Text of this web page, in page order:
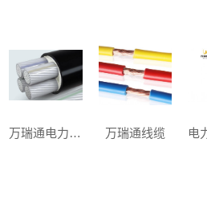
万瑞通电力电缆 万瑞通线缆